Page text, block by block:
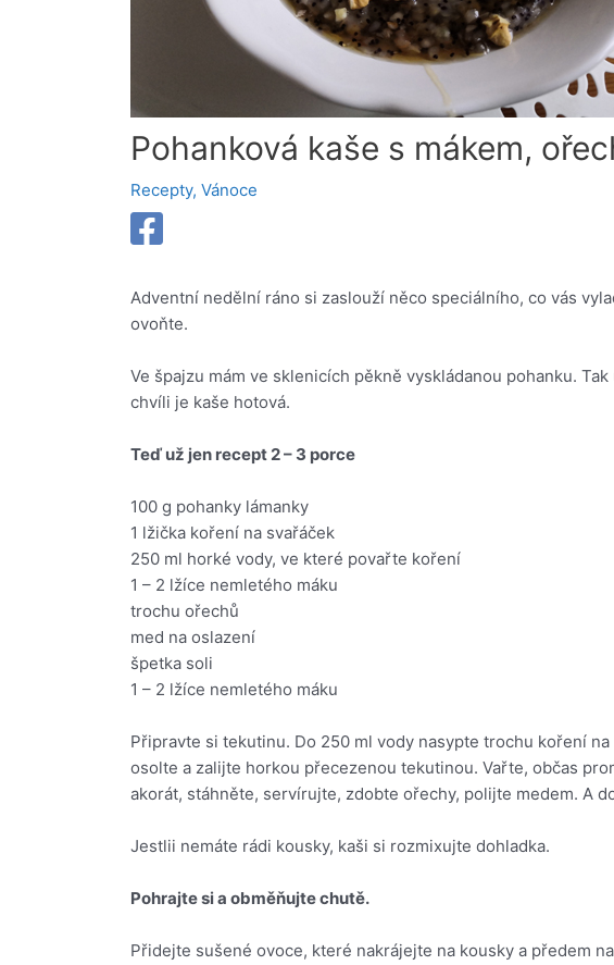
Pohanková kaše s mákem,
Recepty,Vánoce
Adventní nedělní ráno si zaslouží něco speciálního, co vás
ovoňte.
Ve špajzu mám ve sklenicích pěkně vyskládanou pohanku.
chvíli je kaše hotová.
Teď už jen recept 2 – 3 porce
100 g pohanky lámanky
1 lžička koření na svařáček
250 ml horké vody, ve které povařte koření
1 – 2 lžíce nemletého máku
trochu ořechů
med na oslazení
špetka soli
1 – 2 lžíce nemletého máku
Připravte si tekutinu. Do 250 ml vody nasypte trochu koření
osolte a zalijte horkou přecezenou tekutinou. Vařte, občas
akorát, stáhněte, servírujte, zdobte ořechy, polijte medem. A
Jestlii nemáte rádi kousky, kaši si rozmixujte dohladka.
Pohrajte si a obměňujte chutě.
Přidejte sušené ovoce, které nakrájejte na kousky a předem